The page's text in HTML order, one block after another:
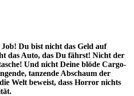
Du bist nicht das Geld auf
das Auto, das Du fährst! Nicht der
Und nicht Deine blöde Cargo-
tanzende Abschaum der
Welt beweist, dass Horror nichts